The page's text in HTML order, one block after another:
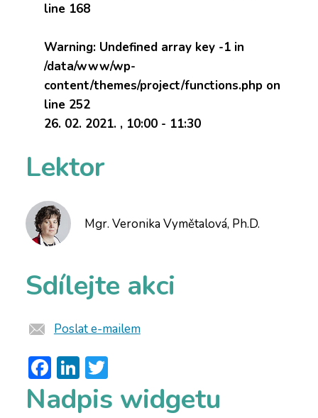
line 168
Warning: Undefined array key -1 in
/data/www/wp-
content/themes/project/functions.phpon
line 252
26. 02. 2021. , 10:00 - 11:30
Lektor
Mgr. Veronika Vymětalová, Ph.D.
Sdílejte akci
Poslat e-mailem
Facebook
LinkedIn
Twitter
Nadpis widgetu